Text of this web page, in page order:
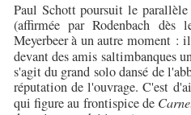
Paul Schott poursuit le
(affirmée par Rodenbach
Meyerbeer à un autre moment :
devant des amis saltimbanques
s'agit du grand solo dansé de
réputation de l'ouvrage. C'est
qui figure au frontispice de